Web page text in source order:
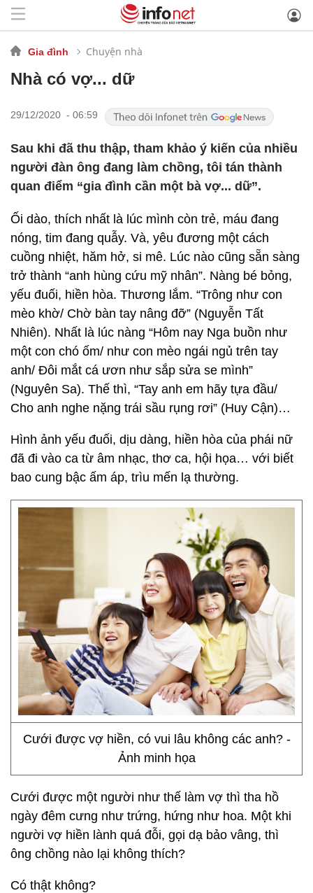
Gia đình Chuyện nhà
Nhà có vợ... dữ
29/12/2020 - 06:59
Sau khi đã thu thập, tham khảo ý kiến của nhiều
người đàn ông đang làm chồng, tôi tán thành
quan điểm “gia đình cần một bà vợ... dữ”.
Ối dào, thích nhất là lúc mình còn trẻ, máu đang
nóng, tim đang quẫy. Và, yêu đương một cách
cuồng nhiệt, hăm hở, si mê. Lúc nào cũng sẵn sàng
trở thành “anh hùng cứu mỹ nhân”. Nàng bé bỏng,
yếu đuối, hiền hòa. Thương lắm. “Trông như con
mèo khờ/ Chờ bàn tay nâng đỡ” (Nguyễn Tất
Nhiên). Nhất là lúc nàng “Hôm nay Nga buồn như
một con chó ốm/ như con mèo ngái ngủ trên tay
anh/ Ðôi mắt cá ươn như sắp sửa se mình”
(Nguyên Sa). Thế thì, “Tay anh em hãy tựa đầu/
Cho anh nghe nặng trái sầu rụng rơi” (Huy Cận)…
Hình ảnh yếu đuối, dịu dàng, hiền hòa của phái nữ
đã đi vào ca từ âm nhạc, thơ ca, hội họa… với biết
bao cung bậc ấm áp, trìu mến lạ thường.
Cưới được vợ hiền, có vui lâu không các anh? -
Ảnh minh họa
Cưới được một người như thế làm vợ thì tha hồ
ngày đêm cưng như trứng, hứng như hoa. Một khi
người vợ hiền lành quá đỗi, gọi dạ bảo vâng, thì
ông chồng nào lại không thích?
Có thật không?